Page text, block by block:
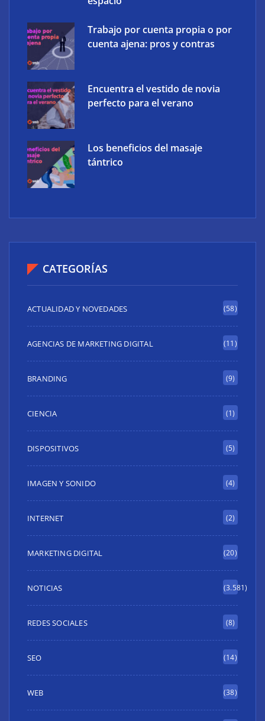
Trabajo por cuenta propia o por
cuenta ajena: pros y contras
Encuentra el vestido de novia
perfecto para el verano
Los beneficios del masaje
tántrico
CATEGORÍAS
ACTUALIDAD Y NOVEDADES (58)
AGENCIAS DE MARKETING DIGITAL (11)
BRANDING (9)
CIENCIA (1)
DISPOSITIVOS (5)
IMAGEN Y SONIDO (4)
INTERNET (2)
MARKETING DIGITAL (20)
NOTICIAS (3.581)
REDES SOCIALES (8)
SEO (14)
WEB (38)